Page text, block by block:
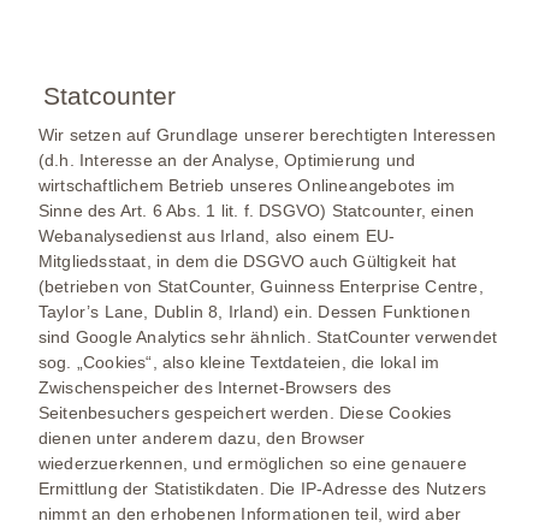
Statcounter
Wir setzen auf Grundlage unserer berechtigten Interessen
(d.h. Interesse an der Analyse, Optimierung und
wirtschaftlichem Betrieb unseres Onlineangebotes im
Sinne des Art. 6 Abs. 1 lit. f. DSGVO) Statcounter, einen
Webanalysedienst aus Irland, also einem EU-
Mitgliedsstaat, in dem die DSGVO auch Gültigkeit hat
(betrieben von StatCounter, Guinness Enterprise Centre,
Taylor’s Lane, Dublin 8, Irland) ein. Dessen Funktionen
sind Google Analytics sehr ähnlich. StatCounter verwendet
sog. „Cookies“, also kleine Textdateien, die lokal im
Zwischenspeicher des Internet-Browsers des
Seitenbesuchers gespeichert werden. Diese Cookies
dienen unter anderem dazu, den Browser
wiederzuerkennen, und ermöglichen so eine genauere
Ermittlung der Statistikdaten. Die IP-Adresse des Nutzers
nimmt an den erhobenen Informationen teil, wird aber